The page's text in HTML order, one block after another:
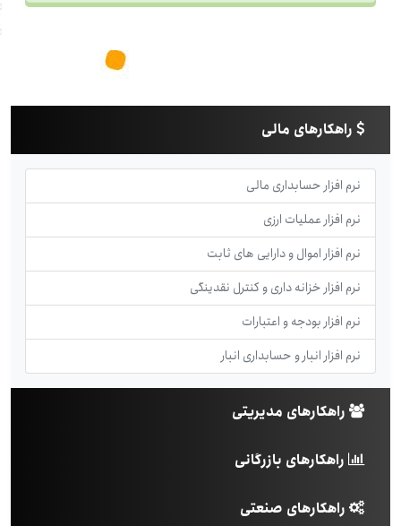
راهکارهای مالی
نرم افزار حسابداری مالی
نرم افزار عملیات ارزی
نرم افزار اموال و دارایی های ثابت
نرم افزار خزانه داری و کنترل نقدینگی
نرم افزار بودجه و اعتبارات
نرم افزار انبار و حسابداری انبار
راهکارهای مدیریتی
راهکارهای بازرگانی
راهکارهای صنعتی